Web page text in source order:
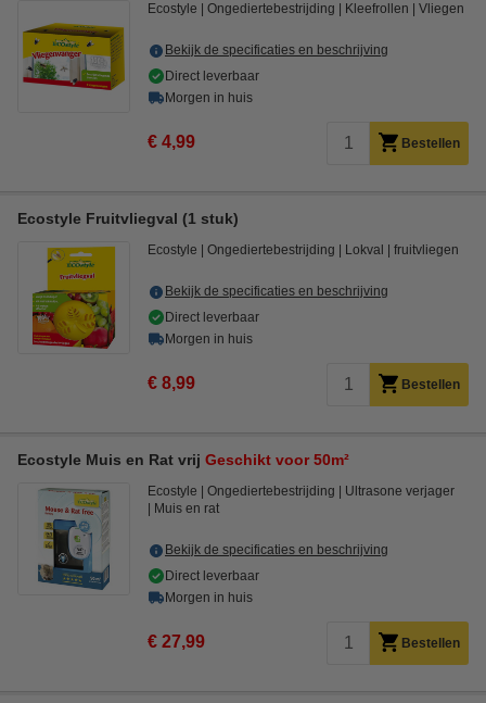
Ecostyle Ongediertebestrijding Kleefrollen Vliegen
Bekijk de specificaties en beschrijving
Direct leverbaar
Morgen in huis
€ 4,99 Bestellen
Ecostyle Fruitvliegval (1 stuk)
Ecostyle Ongediertebestrijding Lokval fruitvliegen
Bekijk de specificaties en beschrijving
Direct leverbaar
Morgen in huis
€ 8,99 Bestellen
Ecostyle Muis en Rat vrij Geschikt voor 50m²
Ecostyle Ongediertebestrijding
Ultrasone verjager
Muis en rat
Bekijk de specificaties en beschrijving
Direct leverbaar
Morgen in huis
€ 27,99 Bestellen